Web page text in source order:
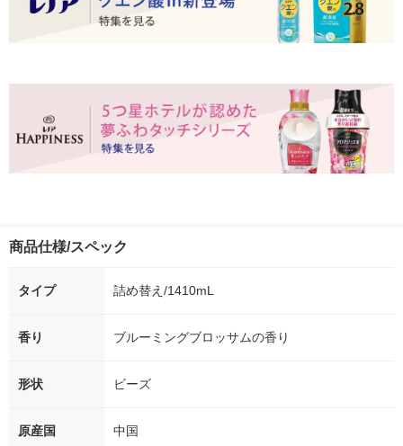
商品仕様/スペック
タイプ 詰め替え/1410mL
香り ブルーミングブロッサムの香り
形状 ビーズ
原産国 中国